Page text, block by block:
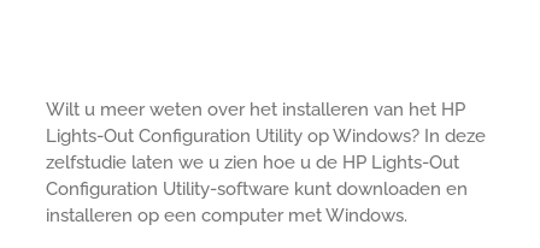
Wilt u meer weten over het installeren van het HP
Lights-Out Configuration Utility op Windows? In deze
zelfstudie laten we u zien hoe u de HP Lights-Out
Configuration Utility-software kunt downloaden en
installeren op een computer met Windows.